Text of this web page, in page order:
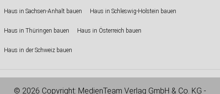
Haus in Sachsen-Anhalt bauen Haus in Schleswig-Holstein bauen
Haus in Thüringen bauen Haus in Österreich bauen
Haus in der Schweiz bauen
© 2026 Copyright: MedienTeam Verlag GmbH & Co. KG -